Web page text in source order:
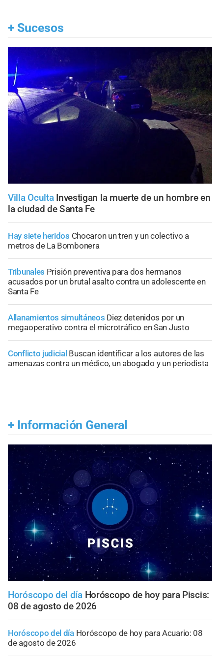
+ Sucesos
Villa Oculta Investigan la muerte de un hombre en
la ciudad de Santa Fe
Hay siete heridos Chocaron un tren y un colectivo a
metros de La Bombonera
Tribunales Prisión preventiva para dos hermanos
acusados por un brutal asalto contra un adolescente en
Santa Fe
Allanamientos simultáneos Diez detenidos por un
megaoperativo contra el microtráfico en San Justo
Conflicto judicial Buscan identificar a los autores de las
amenazas contra un médico, un abogado y un periodista
+ Información General
Horóscopo del día Horóscopo de hoy para Piscis:
08 de agosto de 2026
Horóscopo del día Horóscopo de hoy para Acuario: 08
de agosto de 2026